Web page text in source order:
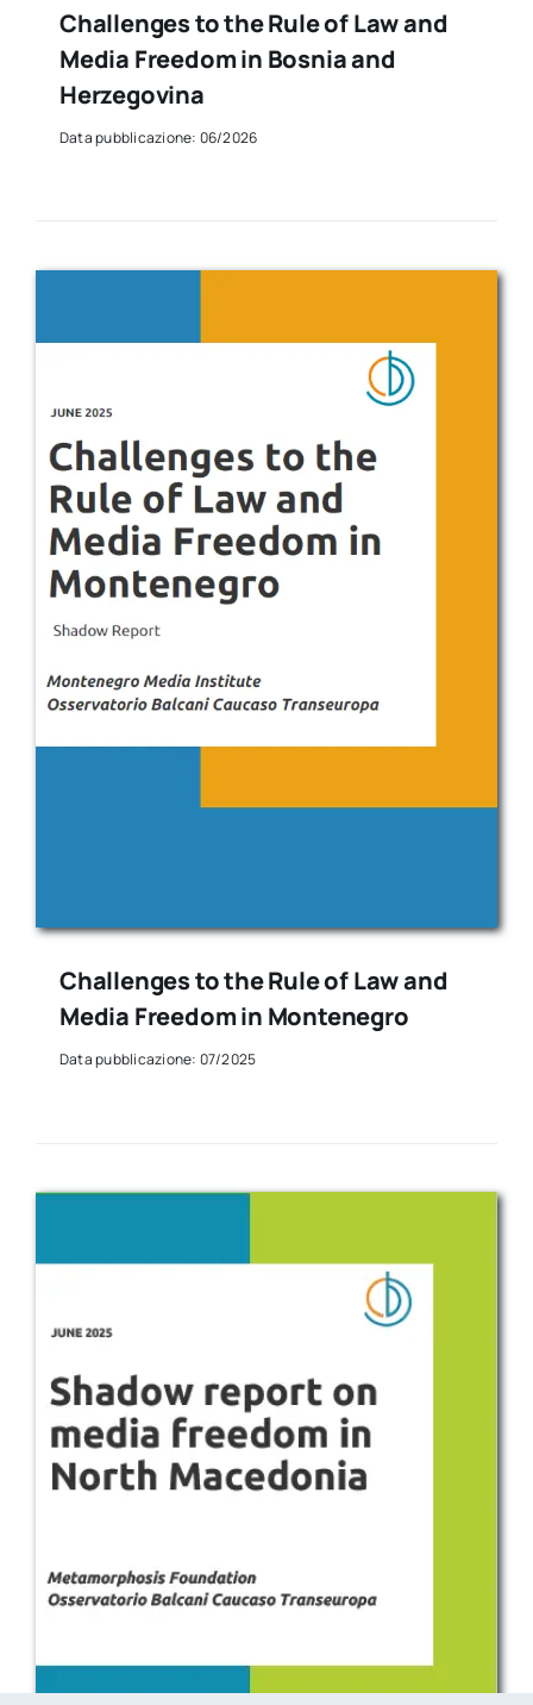
Challenges to the Rule of Law and
Media Freedom in Bosnia and
Herzegovina
Data pubblicazione: 06/2026
Challenges to the Rule of Law and
Media Freedom in Montenegro
Data pubblicazione: 07/2025